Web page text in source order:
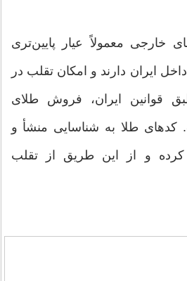
خارجی معمولاً عیار پایین‌تری
ایران دارند و امکان تقلب در
قوانین ایران، فروش طلای
کدهای طلا به شناسایی منشأ و
و از این طریق از تقلب